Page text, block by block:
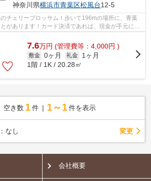
神奈川県横浜市青葉区松風台12-5
チェリーブロッサム！歩いて196mの場所に、青葉
があります！カード決済であれば、現金が手元にな
！ぜひご覧いた...
7.6万円 (管理費等：4,000円 )
敷金 0ヶ月 礼金
1ヶ月
1階 / 1K / 20.28㎡
空き数 1 件 1～1 件を表示
なし 変更
会社概要